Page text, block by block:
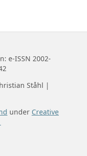
e-ISSN 2002-
Ståhl |
under Creative